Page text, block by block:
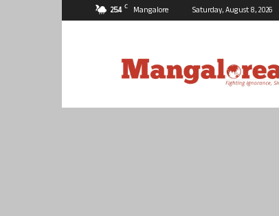
25.4 C Mangalore Saturday, August 8, 2026